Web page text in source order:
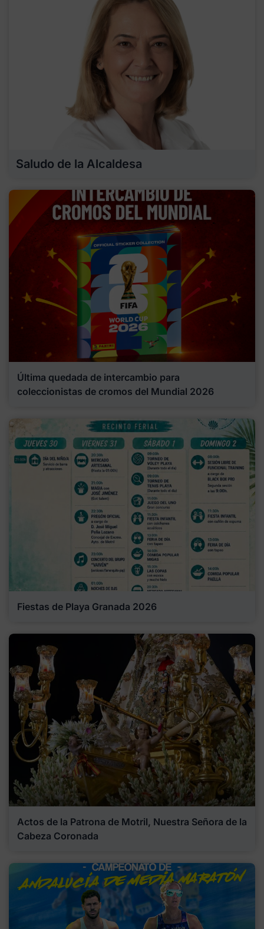
Saludo de la Alcaldesa
Última quedada de intercambio para
coleccionistas de cromos del Mundial 2026
Fiestas de Playa Granada 2026
Actos de la Patrona de Motril, Nuestra Señora de la
Cabeza Coronada